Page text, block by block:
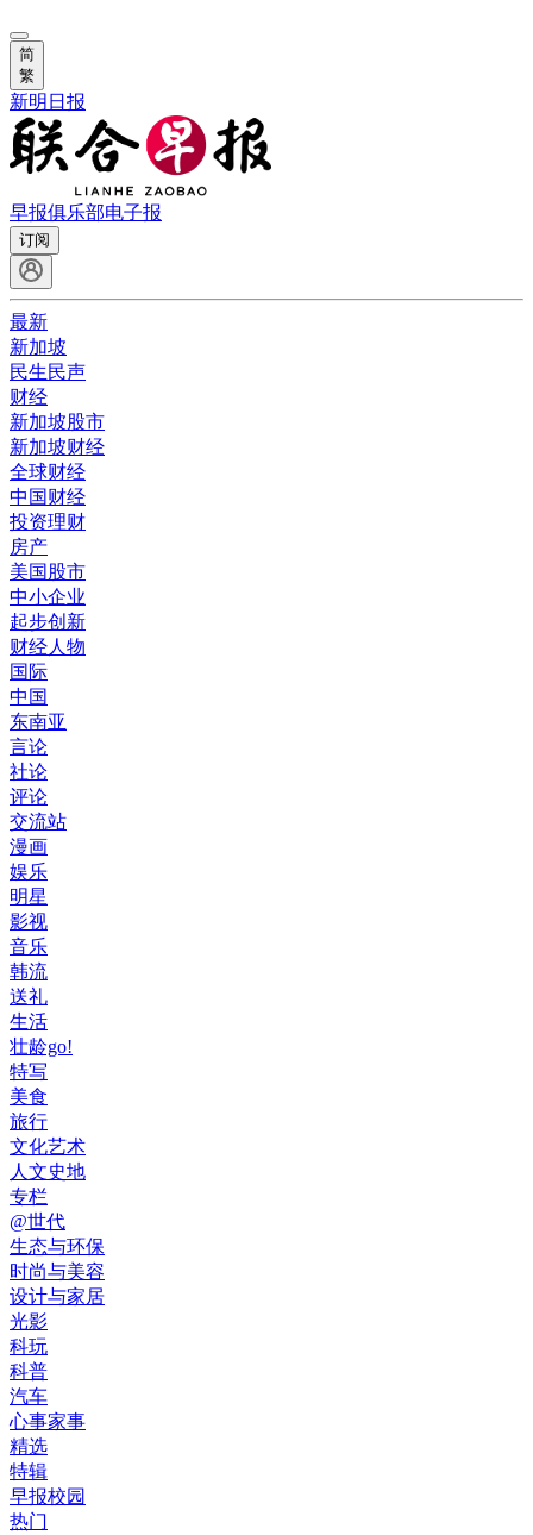
简
繁
新明日报
早报俱乐部电子报
订阅
最新
新加坡
民生民声
财经
新加坡股市
新加坡财经
全球财经
中国财经
投资理财
房产
美国股市
中小企业
起步创新
财经人物
国际
中国
东南亚
言论
社论
评论
交流站
漫画
娱乐
明星
影视
音乐
韩流
送礼
生活
壮龄go!
特写
美食
旅行
文化艺术
人文史地
专栏
@世代
生态与环保
时尚与美容
设计与家居
光影
科玩
科普
汽车
心事家事
精选
特辑
早报校园
热门